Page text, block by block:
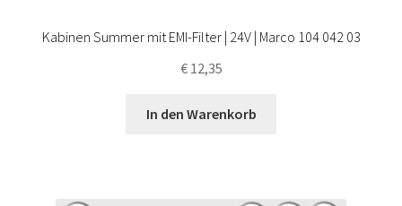
Kabinen Summer mit EMI-Filter | 24V | Marco 104 042 03
€12,35
In den Warenkorb